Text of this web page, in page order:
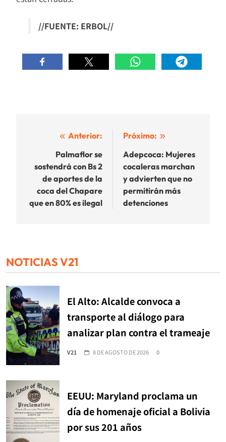
//FUENTE: ERBOL//
Navegación
entradas
Anterior:
Palmaflor se
sostendrá con Bs 2
de aportes de la
coca del Chapare
que en 80% es ilegal
Próximo:
Adepcoca: Mujeres
cocaleras marchan
y advierten que no
permitirán más
detenciones
NOTICIAS V21
El Alto: Alcalde convoca a
transporte al diálogo para
analizar plan contra el trameaje
V21 8 DE AGOSTO DE 2026 0
EEUU: Maryland proclama un
día de homenaje oficial a Bolivia
por sus 201 años